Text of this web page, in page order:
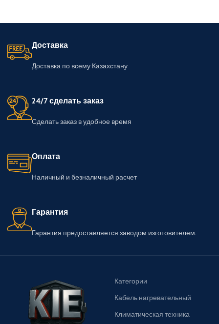
Доставка
Доставка по всему Казахстану
24/7 сделать заказ
Сделать заказ в удобное время
Оплата
Наличный и безналичный расчет
Гарантия
Гарантия предоставляется заводом изготовителем.
Категории
Кабель нагревательный
Климатическая техника